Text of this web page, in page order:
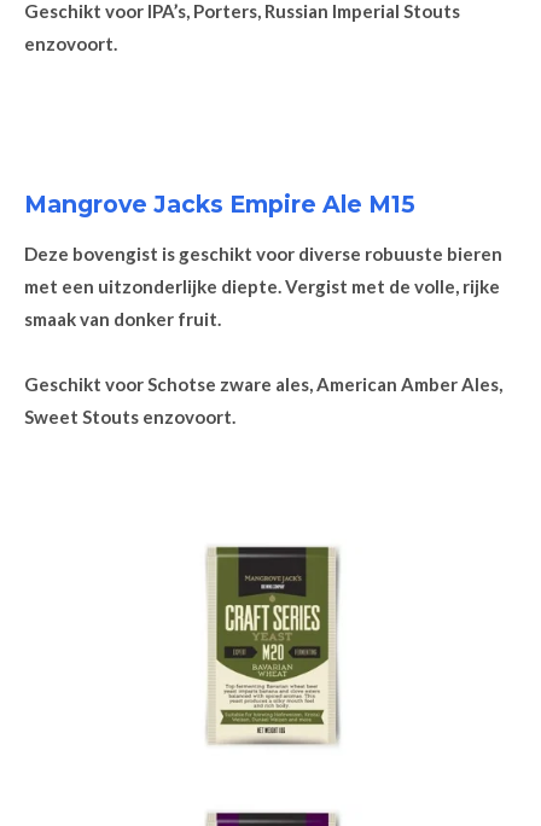
Geschikt voor IPA’s, Porters, Russian Imperial Stouts
enzovoort.
Mangrove Jacks Empire Ale M15
Deze bovengist is geschikt voor diverse robuuste bieren
met een uitzonderlijke diepte. Vergist met de volle, rijke
smaak van donker fruit.
Geschikt voor Schotse zware ales, American Amber Ales,
Sweet Stouts enzovoort.